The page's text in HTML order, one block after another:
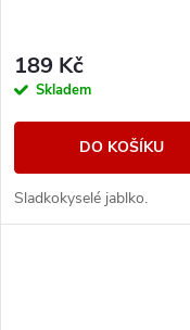
189 Kč
Skladem
DO KOŠÍKU
Sladkokyselé jablko.